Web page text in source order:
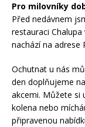
Pro milovníky
Před nedávnem
restauraci
nachází na adrese
Ochutnat u nás
den doplňujeme
akcemi. Můžete si
kolena nebo
připravenou